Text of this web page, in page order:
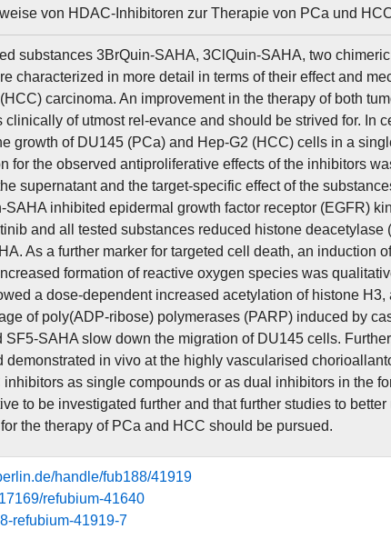
von HDAC-Inhibitoren zur Therapie von PCa und
substances 3BrQuin-SAHA, 3ClQuin-SAHA, two
characterized in more detail in terms of their effect and
carcinoma. An improvement in the therapy of both
of utmost rel-evance and should be strived for. In
growth of DU145 (PCa) and Hep-G2 (HCC) cells in a
for the observed antiproliferative effects of the inhibitors
supernatant and the target-specific effect of the
SAHA inhibited epidermal growth factor receptor (EGFR)
and all tested substances reduced histone
As a further marker for targeted cell death, an induction
formation of reactive oxygen species was
a dose-dependent increased acetylation of histone
of poly(ADP-ribose) polymerases (PARP) induced by
SAHA slow down the migration of DU145 cells.
demonstrated in vivo at the highly vascularised
as single compounds or as dual inhibitors in the
to be investigated further and that further studies to
the therapy of PCa and HCC should be pursued.
handle/fub188/41919
refubium-41640
refubium-41919-7